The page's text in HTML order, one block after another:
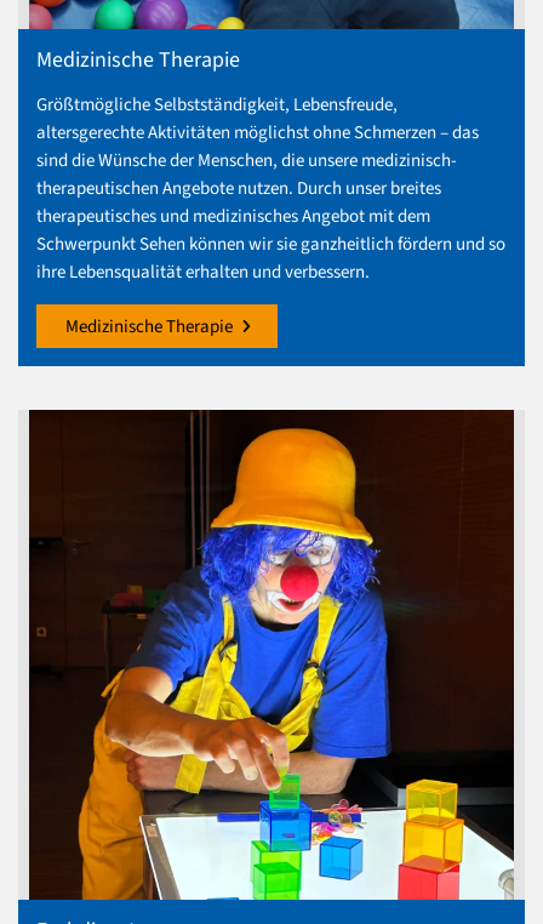
Medizinische Therapie
Größtmögliche Selbstständigkeit, Lebensfreude,
altersgerechte Aktivitäten möglichst ohne Schmerzen – das
sind die Wünsche der Menschen, die unsere medizinisch-
therapeutischen Angebote nutzen. Durch unser breites
therapeutisches und medizinisches Angebot mit dem
Schwerpunkt Sehen können wir sie ganzheitlich fördern und so
ihre Lebensqualität erhalten und verbessern.
Medizinische Therapie